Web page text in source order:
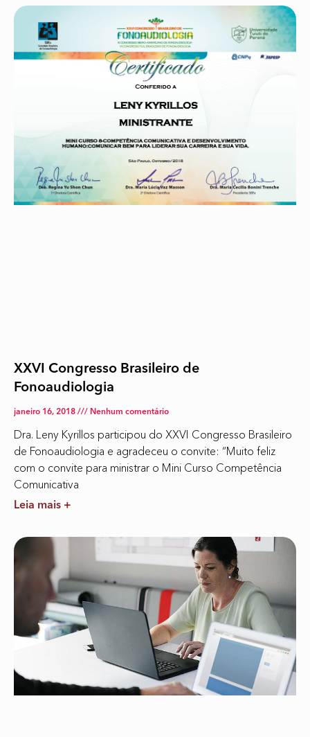
XXVI Congresso Brasileiro de
Fonoaudiologia
janeiro 16, 2018 Nenhum comentário
Dra. Leny Kyrillos participou do XXVI Congresso Brasileiro
de Fonoaudiologia e agradeceu o convite: “Muito feliz
com o convite para ministrar o Mini Curso Competência
Comunicativa
Leia mais +